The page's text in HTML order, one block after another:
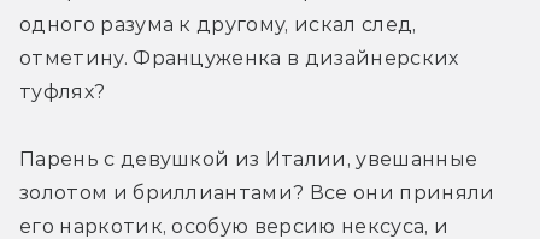
одного разума к другому, искал след,
отметину. Француженка в дизайнерских
туфлях?
Парень с девушкой из Италии, увешанные
золотом и бриллиантами? Все они приняли
его наркотик, особую версию нексуса, и